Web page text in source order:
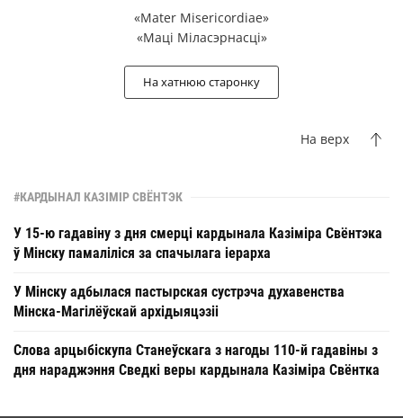
«Mater Misericordiae»
«Маці Міласэрнасці»
На хатнюю старонку
На верх
#КАРДЫНАЛ КАЗІМІР СВЁНТЭК
У 15-ю гадавіну з дня смерці кардынала Казіміра Свёнтэка
ў Мінску памаліліся за спачылага іерарха
У Мінску адбылася пастырская сустрэча духавенства
Мінска-Магілёўскай архідыяцэзіі
Слова арцыбіскупа Станеўскага з нагоды 110-й гадавіны з
дня нараджэння Сведкі веры кардынала Казіміра Свёнтка